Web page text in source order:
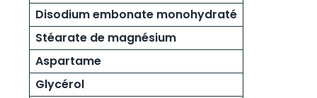
Disodium embonate monohydraté
Stéarate de magnésium
Aspartame
Glycérol